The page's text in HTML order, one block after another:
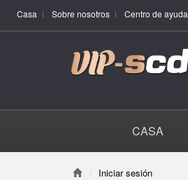
Casa Sobre nosotros Centro de ayuda
CASA
Iniciar sesión